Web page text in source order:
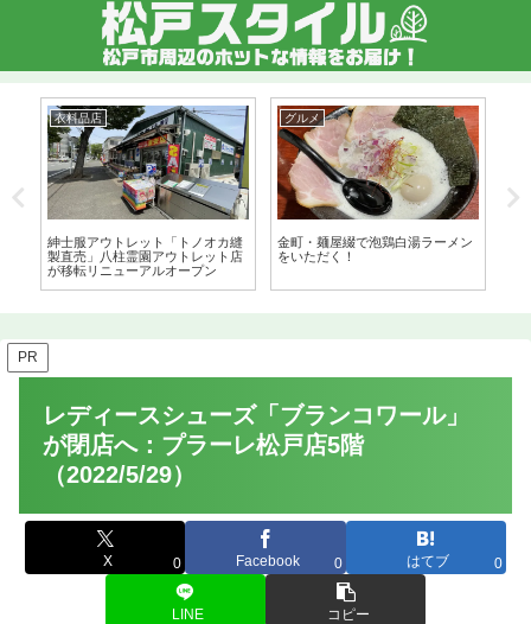
衣料品店
紳士服アウトレット「トノオカ縫
製直売」八柱霊園アウトレット店
が移転リニューアルオープン
グルメ
金町・麺屋綴で泡鶏白湯ラーメン
をいただく！
PR
レディースシューズ「ブランコワール」
が閉店へ：プラーレ松戸店5階
（2022/5/29）
X 0 Facebook 0 はてブ 0
LINE コピー